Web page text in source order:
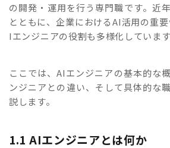
の開発・運用を行う専門職です。近
とともに、企業におけるAI活用の重
Iエンジニアの役割も多様化しています
ここでは、AIエンジニアの基本的な
ンジニアとの違い、そして具体的な
説します。
1.1 AIエンジニアとは何か